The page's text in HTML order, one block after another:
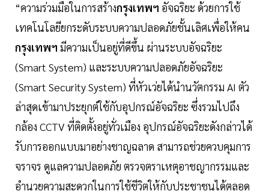
“ความร่วมมือในการสร้างกรุงเทพฯ อัจฉริยะ ด้วยการใช้
เทคโนโลยียกระดับระบบความปลอดภัยชั้นเลิศเพื่อให้คน
กรุงเทพฯ มีความเป็นอยู่ที่ดีขึ้น ผ่านระบบอัจฉริยะ
(Smart System) และระบบความปลอดภัยอัจฉริยะ
(Smart Security System) ที่หัวเว่ยได้นำนวัตกรรม AI ตัว
ล่าสุดเข้ามาประยุกต์ใช้กับอุปกรณ์อัจฉริยะ ซึ่งรวมไปถึง
กล้อง CCTV ที่ติดตั้งอยู่ทั่วเมือง อุปกรณ์อัจฉริยะดังกล่าวได้
รับการออกแบบมาอย่างชาญฉลาด สามารถช่วยควบคุมการ
จราจร ดูแลความปลอดภัย ตรวจตราเหตุอาชญากรรมและ
อำนวยความสะดวกในการใช้ชีวิตให้กับประชาชนได้ตลอด